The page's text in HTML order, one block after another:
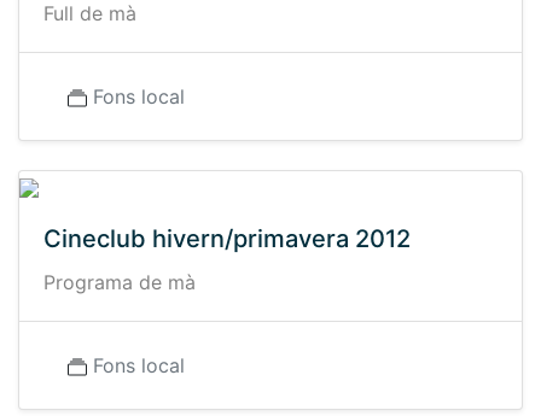
Full de mà
Fons local
Cineclub hivern/primavera 2012
Programa de mà
Fons local